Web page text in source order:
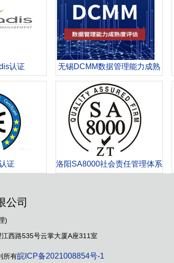
认证
无锡DCMM数据管理能力成熟
度模型
证
洛阳SA8000社会责任管理体系
认证
公司
)
路535号云掌大厦A座311室
所有皖ICP备2021008854号-1